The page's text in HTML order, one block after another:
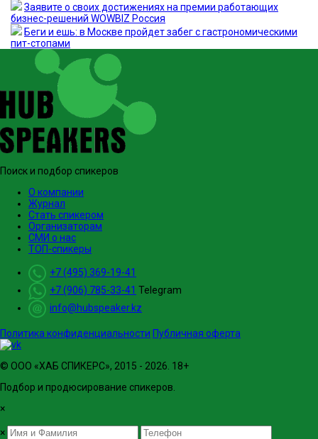
Заявите о своих достижениях на премии работающих
бизнес-решений WOWBIZ Россия
Беги и ешь: в Москве пройдет забег с гастрономическими
пит-стопами
Поиск и подбор спикеров
О компании
Журнал
Стать спикером
Организаторам
СМИ о нас
ТОП-спикеры
+7 (495) 369-19-41
+7 (906) 785-33-41 Telegram
info@hubspeaker.kz
Политика конфиденциальности Публичная оферта
© ООО «ХАБ СПИКЕРС», 2015 - 2026. 18+
Подбор и продюсирование спикеров.
×
×